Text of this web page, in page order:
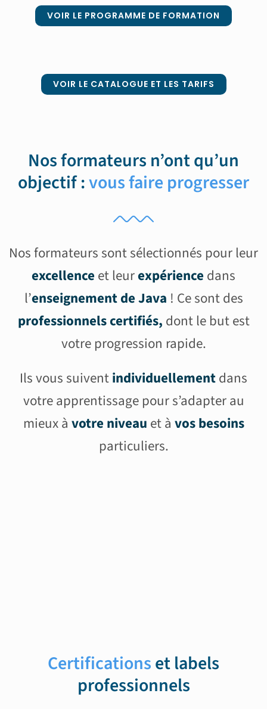
VOIR LE PROGRAMME DE FORMATION
VOIR LE CATALOGUE ET LES TARIFS
Nos formateurs n’ont qu’un
objectif :vous faire progresser
Nos formateurs sont sélectionnés pour leur
excellence et leurexpérience dans
l’enseignement de Java ! Ce sont des
professionnels certifiés, dont le but est
votre progression rapide.
Ils vous suiventindividuellementdans
votre apprentissage pour s’adapter au
mieux à votre niveau et à vos besoins
particuliers.
Certificationset labels
professionnels